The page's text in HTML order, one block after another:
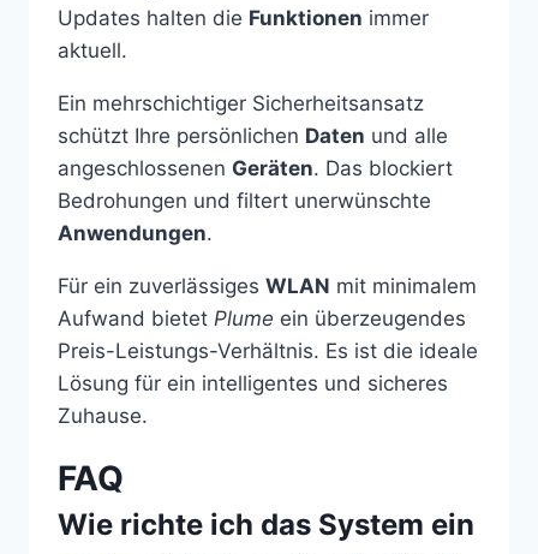
Updates halten die Funktionen immer
aktuell.
Ein mehrschichtiger Sicherheitsansatz
schützt Ihre persönlichen Daten und alle
angeschlossenen Geräten. Das blockiert
Bedrohungen und filtert unerwünschte
Anwendungen.
Für ein zuverlässiges WLAN mit minimalem
Aufwand bietet Plume ein überzeugendes
Preis-Leistungs-Verhältnis. Es ist die ideale
Lösung für ein intelligentes und sicheres
Zuhause.
FAQ
Wie richte ich das System ein